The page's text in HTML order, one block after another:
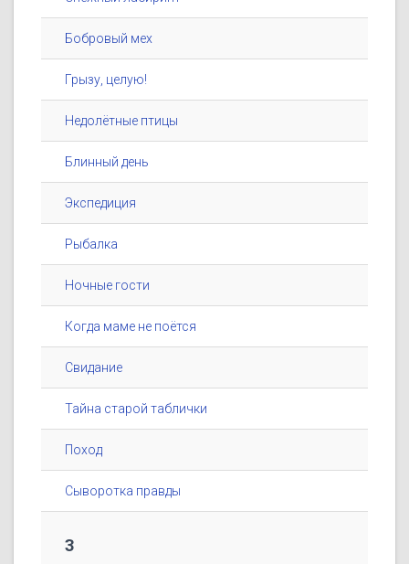
Бобровый мех
Грызу, целую!
Недолётные птицы
Блинный день
Экспедиция
Рыбалка
Ночные гости
Когда маме не поётся
Свидание
Тайна старой таблички
Поход
Сыворотка правды
3